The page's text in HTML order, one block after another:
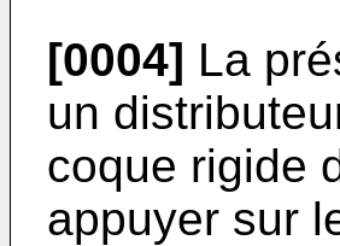
[0004] La
un
coque rigide
appuyer sur